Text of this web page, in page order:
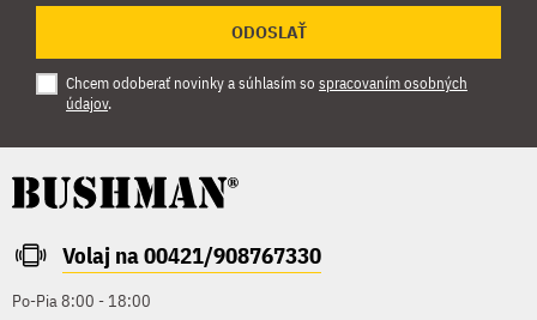
ODOSLAŤ
Chcem odoberať novinky a súhlasím so spracovaním osobných
údajov.
Volaj na 00421/908767330
Po-Pia 8:00 - 18:00